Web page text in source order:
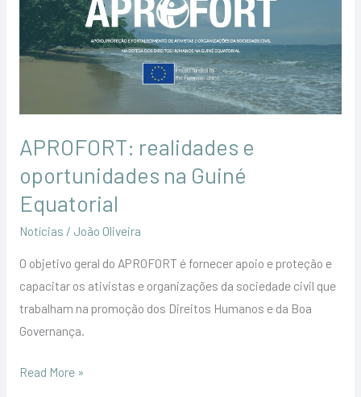
APROFORT: realidades e
oportunidades na Guiné
Equatorial
Notícias / João Oliveira
O objetivo geral do APROFORT é fornecer apoio e proteção e
capacitar os ativistas e organizações da sociedade civil que
trabalham na promoção dos Direitos Humanos e da Boa
Governança.
e
oportunidades
na
Read More »